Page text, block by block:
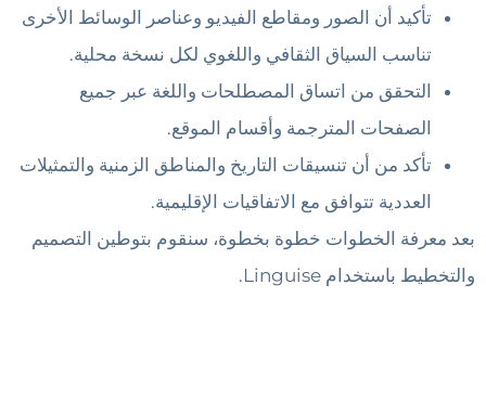
تأكيد أن الصور ومقاطع الفيديو وعناصر الوسائط الأخرى
تناسب السياق الثقافي واللغوي لكل نسخة محلية.
التحقق من اتساق المصطلحات واللغة عبر جميع
الصفحات المترجمة وأقسام الموقع.
تأكد من أن تنسيقات التاريخ والمناطق الزمنية والتمثيلات
العددية تتوافق مع الاتفاقيات الإقليمية.
بعد معرفة الخطوات خطوة بخطوة، سنقوم بتوطين التصميم
والتخطيط باستخدام Linguise.